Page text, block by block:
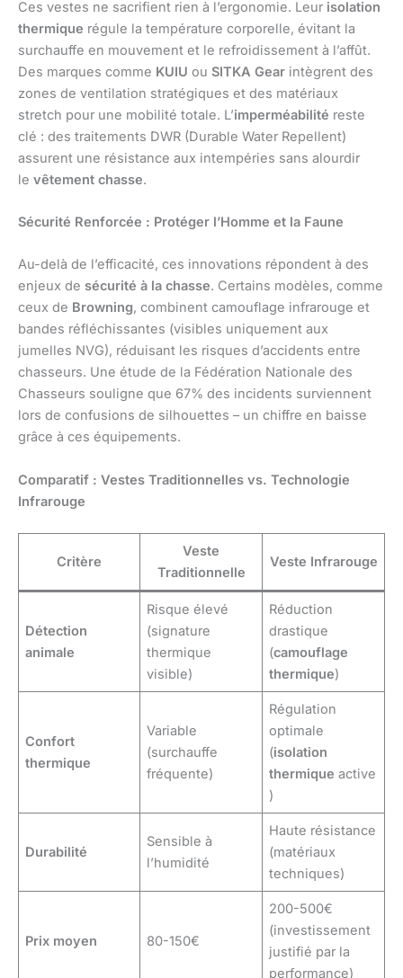
Ces vestes ne sacrifient rien à l’ergonomie. Leur isolation
thermique régule la température corporelle, évitant la
surchauffe en mouvement et le refroidissement à l’affût.
Des marques comme KUIU ou SITKA Gear intègrent des
zones de ventilation stratégiques et des matériaux
stretch pour une mobilité totale. L’imperméabilité reste
clé : des traitements DWR (Durable Water Repellent)
assurent une résistance aux intempéries sans alourdir
le vêtement chasse.
Sécurité Renforcée : Protéger l’Homme et la Faune
Au-delà de l’efficacité, ces innovations répondent à des
enjeux de sécurité à la chasse. Certains modèles, comme
ceux de Browning, combinent camouflage infrarouge et
bandes réfléchissantes (visibles uniquement aux
jumelles NVG), réduisant les risques d’accidents entre
chasseurs. Une étude de la Fédération Nationale des
Chasseurs souligne que 67% des incidents surviennent
lors de confusions de silhouettes – un chiffre en baisse
grâce à ces équipements.
Comparatif : Vestes Traditionnelles vs. Technologie
Infrarouge
Critère
Veste
Traditionnelle
Veste Infrarouge
Détection
animale
Risque élevé
(signature
thermique
visible)
Réduction
drastique
(camouflage
thermique)
Confort
thermique
Variable
(surchauffe
fréquente)
Régulation
optimale
(isolation
thermique active
)
Durabilité
Sensible à
l’humidité
Haute résistance
(matériaux
techniques)
Prix moyen 80-150€
200-500€
(investissement
justifié par la
performance)